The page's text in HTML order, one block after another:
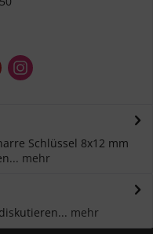
Schlüssel 8x12 mm
mehr
mehr